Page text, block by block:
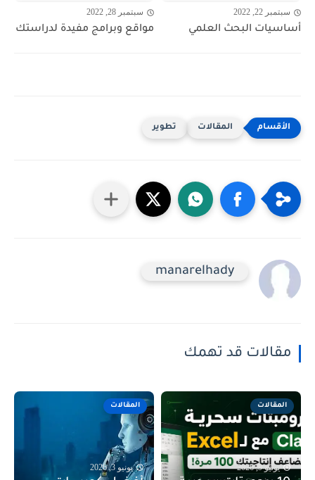
سبتمبر 22, 2022
أساسيات البحث العلمي
سبتمبر 28, 2022
مواقع وبرامج مفيدة لدراستك
المقالات تطوير
manarelhady
مقالات قد تهمك
المقالات
يونيو 9, 2026
المقالات
يونيو 3, 2026